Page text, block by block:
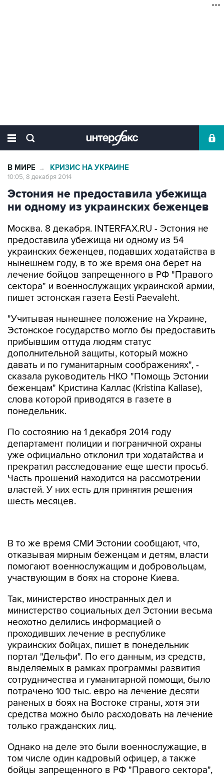
В МИРЕ → КРИЗИС НА УКРАИНЕ
10:05, 8 декабря 2014
Эстония не предоставила убежища
ни одному из украинских беженцев
Москва. 8 декабря. INTERFAX.RU - Эстония не
предоставила убежища ни одному из 54
украинских беженцев, подавших ходатайства в
нынешнем году, в то же время она берет на
лечение бойцов запрещенного в РФ "Правого
сектора" и военнослужащих украинской армии,
пишет эстонская газета Eesti Paevaleht.
"Учитывая нынешнее положение на Украине,
Эстонское государство могло бы предоставить
прибывшим оттуда людям статус
дополнительной защиты, который можно
давать и по гуманитарным соображениях", -
сказала руководитель НКО "Помощь Эстонии
беженцам" Кристина Каллас (Kristina Kallase),
слова которой приводятся в газете в
понедельник.
По состоянию на 1 декабря 2014 году
департамент полиции и пограничной охраны
уже официально отклонил три ходатайства и
прекратил расследование еще шести просьб.
Часть прошений находится на рассмотрении
властей. У них есть для принятия решения
шесть месяцев.
помогают военнослужащим и добровольцам,
участвующим в боях на стороне Киева.
Так, министерство иностранных дел и
неохотно делились информацией о
проходивших лечение в республике
украинских бойцах, пишет в понедельник
портал "Дельфи". По его данным, из средств,
выделяемых в рамках программы развития
сотрудничества и гуманитарной помощи, было
потрачено 100 тыс. евро на лечение десяти
раненых в боях на Востоке страны, хотя эти
средства можно было расходовать на лечение
только гражданских лиц.
Однако на деле это были военнослужащие, в
бойцы запрещенного в РФ "Правого сектора",
в том числе заместитель лидера запрещенного
в РФ "Правого сектора" Дмитрия Яроша